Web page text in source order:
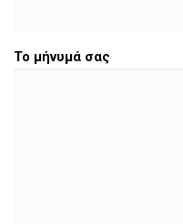
Το μήνυμά σας